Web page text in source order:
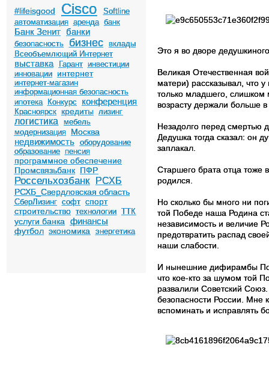
#lifeisgood Cisco
Softline
автоматизация аренда банк
Банк Зенит банки
безопасность бизнес
вклады
Всеобъемлющий Интернет
выставка Гарант инвестиции
инновации
интернет
интернет-магазин
информационная безопасность
ипотека
Конкурс конференция
Красноярск кредиты лизинг
логистика
мебель
модернизация
Москва
недвижимость оборудование
образование пенсия
программное обеспечение
Промсвязьбанк ПФР
Россельхозбанк РСХБ
РСХБ_Свердловская область
СберЛизинг софт спорт
строительство технологии ТТК
услуги банка финансы
футбол экономика энергетика
Это я во дворе
Великая Отечественная
матери) рассказывал, что
только младшего,
возрасту держали больше в
Незадолго перед смертью
Дедушка тогда сказал: он
заплакал.
Старшего брата отца тоже
родился.
Но сколько бы много ни
той Победе наша Родина
независимость и величие
предотвратить распад
наши слабости.
И нынешние дифирамбы
что кое-кто за шумом той
развалили Советский
безопасности России. Мне
вспоминать и исправлять